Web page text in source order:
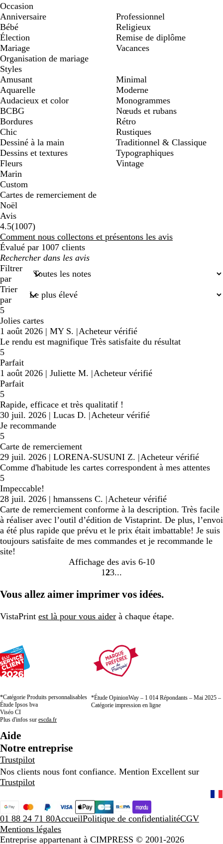
Occasion
Anniversaire
Bébé
Élection
Mariage
Organisation de mariage
Professionnel
Religieux
Remise de diplôme
Vacances
Styles
Amusant
Aquarelle
Audacieux et color
BCBG
Bordures
Chic
Dessiné à la main
Dessins et textures
Fleurs
Marin
Minimal
Moderne
Monogrammes
Nœuds et rubans
Rétro
Rustiques
Traditionnel & Classique
Typographiques
Vintage
Custom
Cartes de remerciement de
Noël
Avis
4.5(10071007
avis
)
Comment nous collectons et présentons les avis
Évalué par 1007 clients
Mes
recherches
saisies
Filtrer
par
Trier
par
5
Jolies cartes
1 août 2026 | MY S. |Acheteur vérifié
Le rendu est magnifique Très satisfaite du résultat
5
Parfait
1 août 2026 | Juliette M. |Acheteur vérifié
Parfait
5
Rapide, efficace et très qualitatif !
30 juil. 2026 | Lucas D. |Acheteur vérifié
Je recommande
5
Carte de remerciement
29 juil. 2026 | LORENA-SUSUNI Z. |Acheteur vérifié
Comme d'habitude les cartes correspondent à mes attentes
5
Impeccable!
28 juil. 2026 | hmanssens C. |Acheteur vérifié
Carte de remerciement conforme à la description. Très facile
à réaliser avec l’outil d’édition de Vistaprint. De plus, l’envoi
a été plus rapide que prévu et le prix était imbattable! Je suis
toujours satisfaite de mes commandes et je recommande le
site!
Affichage des avis 6-10
Accéder
la
1 Accéder
la
2Accéder
la
3
Vous allez aimer imprimer vos idées.
VistaPrint est là pour vous aider à chaque étape.
*Catégorie Produits personnalisables
Étude Ipsos bva
Viséo CI
Plus d'infos sur escda.fr
*Étude OpinionWay – 1 014 Répondants – Mai 2025 –
Catégorie impression en ligne
Aide
Notre entreprise
Trustpilot
Nos clients nous font confiance. Mention Excellent sur
Trustpilot
01 88 24 71 80AccueilPolitique de confidentialitéCGV
Mentions légales
Entreprise appartenant à CIMPRESS © 2001-2026